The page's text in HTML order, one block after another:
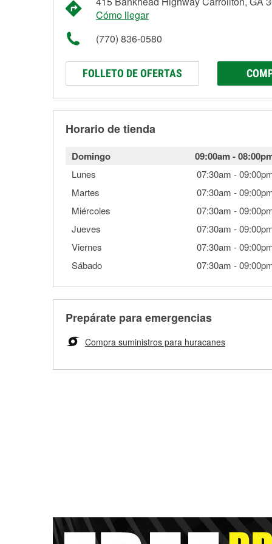
Cómo llegar
(770) 836-0580
FOLLETO DE OFERTAS
Horario de tienda
Domingo 09:00am-
Lunes 07:30am -
Martes
07:30am -
Miércoles
07:30am -
Jueves
07:30am -
Viernes
07:30am -
Sábado
07:30am -
Prepárate para emergencias
Compra suministros para huracanes